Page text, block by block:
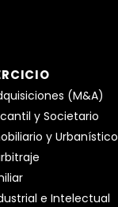
(M&A)
y Societario
y Urbanístico
e Intelectual